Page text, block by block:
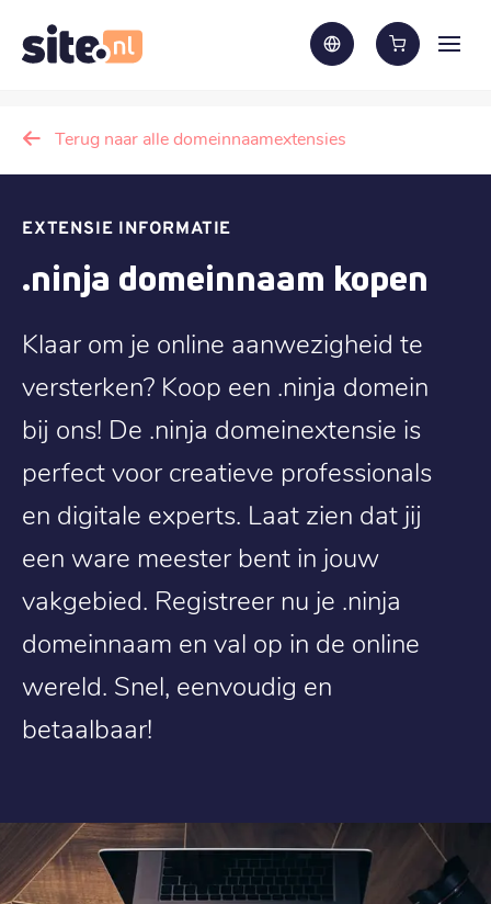
Terug naar alle domeinnaamextensies
EXTENSIE INFORMATIE
.ninja domeinnaam kopen
Klaar om je online aanwezigheid te
versterken? Koop een .ninja domein
bij ons! De .ninja domeinextensie is
perfect voor creatieve professionals
en digitale experts. Laat zien dat jij
een ware meester bent in jouw
vakgebied. Registreer nu je .ninja
domeinnaam en val op in de online
wereld. Snel, eenvoudig en
betaalbaar!